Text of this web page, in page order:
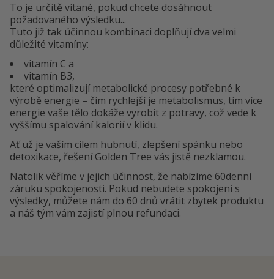
To je určitě vítané, pokud chcete dosáhnout
požadovaného výsledku...
Tuto již tak účinnou kombinaci doplňují dva velmi
důležité vitamíny:
vitamín C a
vitamín B3,
které optimalizují metabolické procesy potřebné k
výrobě energie – čím rychlejší je metabolismus, tím více
energie vaše tělo dokáže vyrobit z potravy, což vede k
vyššímu spalování kalorií v klidu.
Ať už je vaším cílem hubnutí, zlepšení spánku nebo
detoxikace, řešení Golden Tree vás jistě nezklamou.
Natolik věříme v jejich účinnost, že nabízíme 60denní
záruku spokojenosti. Pokud nebudete spokojeni s
výsledky, můžete nám do 60 dnů vrátit zbytek produktu
a náš tým vám zajistí plnou refundaci.